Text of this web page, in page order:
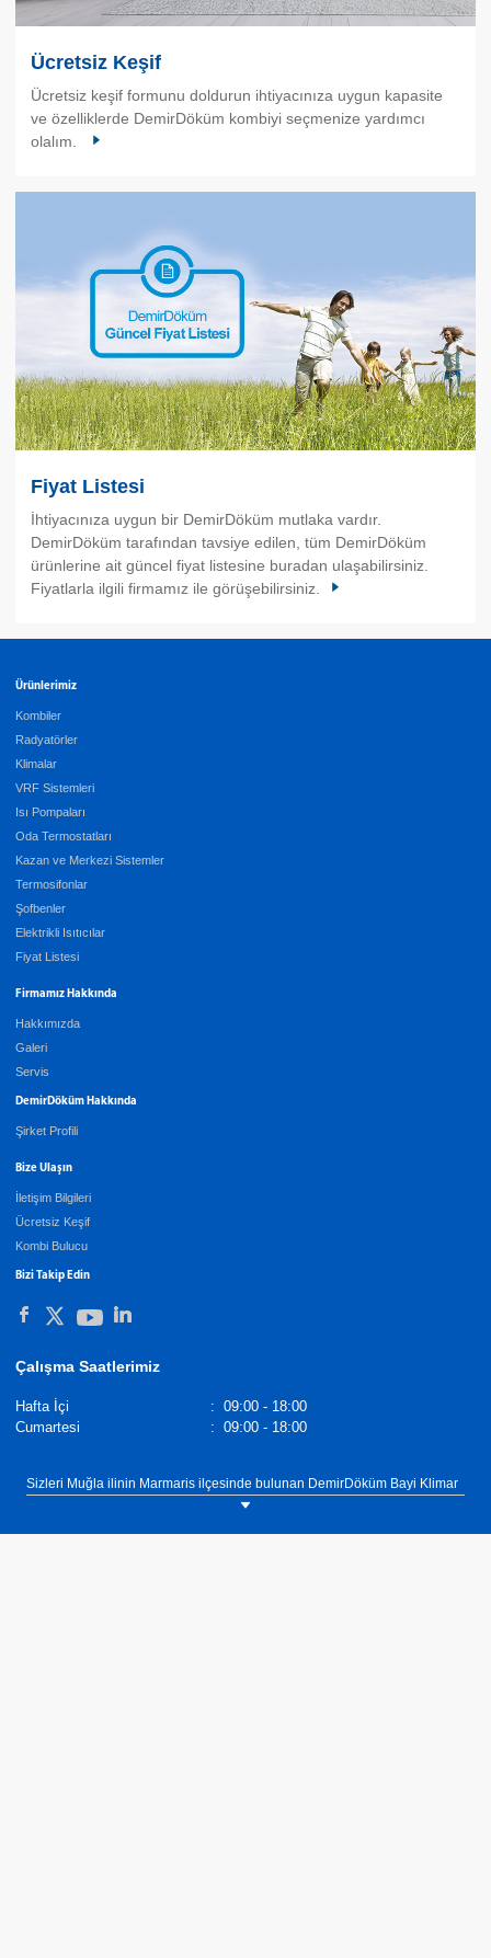
Ücretsiz Keşif
Ücretsiz keşif formunu doldurun ihtiyacınıza uygun kapasite
ve özelliklerde DemirDöküm kombiyi seçmenize yardımcı
olalım.
Fiyat Listesi
İhtiyacınıza uygun bir DemirDöküm mutlaka vardır.
DemirDöküm tarafından tavsiye edilen, tüm DemirDöküm
ürünlerine ait güncel fiyat listesine buradan ulaşabilirsiniz.
Fiyatlarla ilgili firmamız ile görüşebilirsiniz.
Ürünlerimiz
Kombiler
Radyatörler
Klimalar
VRF Sistemleri
Isı Pompaları
Oda Termostatları
Kazan ve Merkezi Sistemler
Termosifonlar
Şofbenler
Elektrikli Isıtıcılar
Fiyat Listesi
Firmamız Hakkında
Hakkımızda
Galeri
Servis
DemirDöküm Hakkında
Şirket Profili
Bize Ulaşın
İletişim Bilgileri
Ücretsiz Keşif
Kombi Bulucu
Bizi Takip Edin
Çalışma Saatlerimiz
Hafta İçi : 09:00 - 18:00
Cumartesi
: 09:00 - 18:00
Sizleri Muğla ilinin Marmaris ilçesinde bulunan DemirDöküm Bayi Klimar
Isıtma Soğutma showroomumuza bekliyoruz. Tel: 0(535) 368 61 39.